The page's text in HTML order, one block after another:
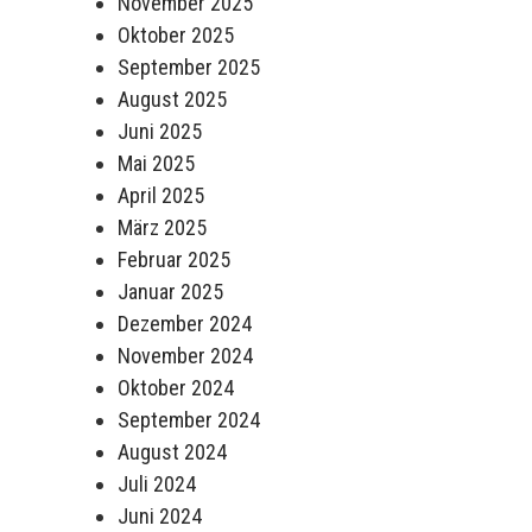
Oktober 2025
September 2025
August 2025
Juni 2025
Mai 2025
April 2025
März 2025
Februar 2025
Januar 2025
Dezember 2024
November 2024
Oktober 2024
September 2024
August 2024
Juli 2024
Juni 2024